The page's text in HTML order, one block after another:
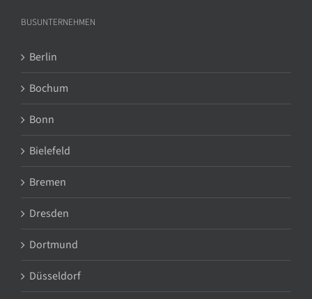
BUSUNTERNEHMEN
Berlin
Bochum
Bonn
Bielefeld
Bremen
Dresden
Dortmund
Düsseldorf